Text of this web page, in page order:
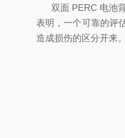
双面 PERC 电池背
表明，一个可靠的评
造成损伤的区分开来